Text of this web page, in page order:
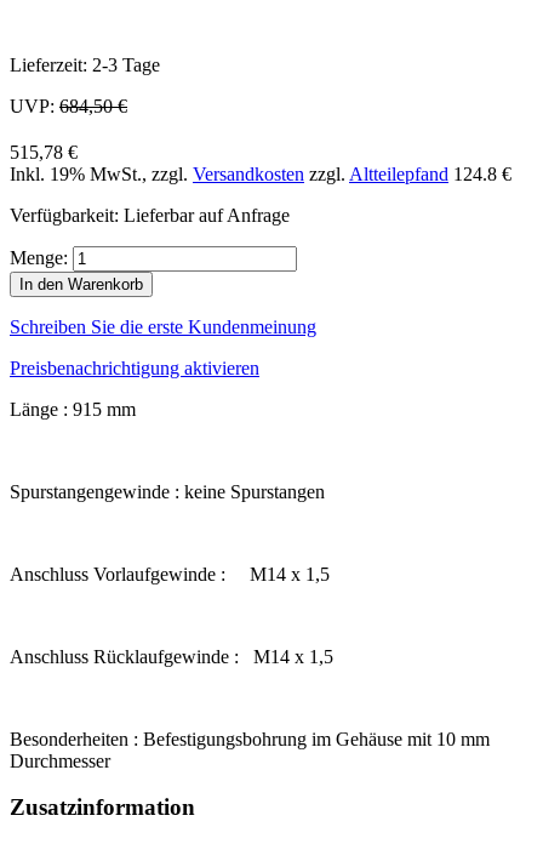
Lieferzeit: 2-3 Tage
UVP: 684,50 €
515,78 €
Inkl. 19% MwSt., zzgl. Versandkosten zzgl. Altteilepfand 124.8 €
Verfügbarkeit: Lieferbar auf Anfrage
Menge:
In den Warenkorb
Schreiben Sie die erste Kundenmeinung
Preisbenachrichtigung aktivieren
Länge : 915 mm
Spurstangengewinde : keine Spurstangen
Anschluss Vorlaufgewinde : M14 x 1,5
Anschluss Rücklaufgewinde : M14 x 1,5
Besonderheiten : Befestigungsbohrung im Gehäuse mit 10 mm
Durchmesser
Zusatzinformation